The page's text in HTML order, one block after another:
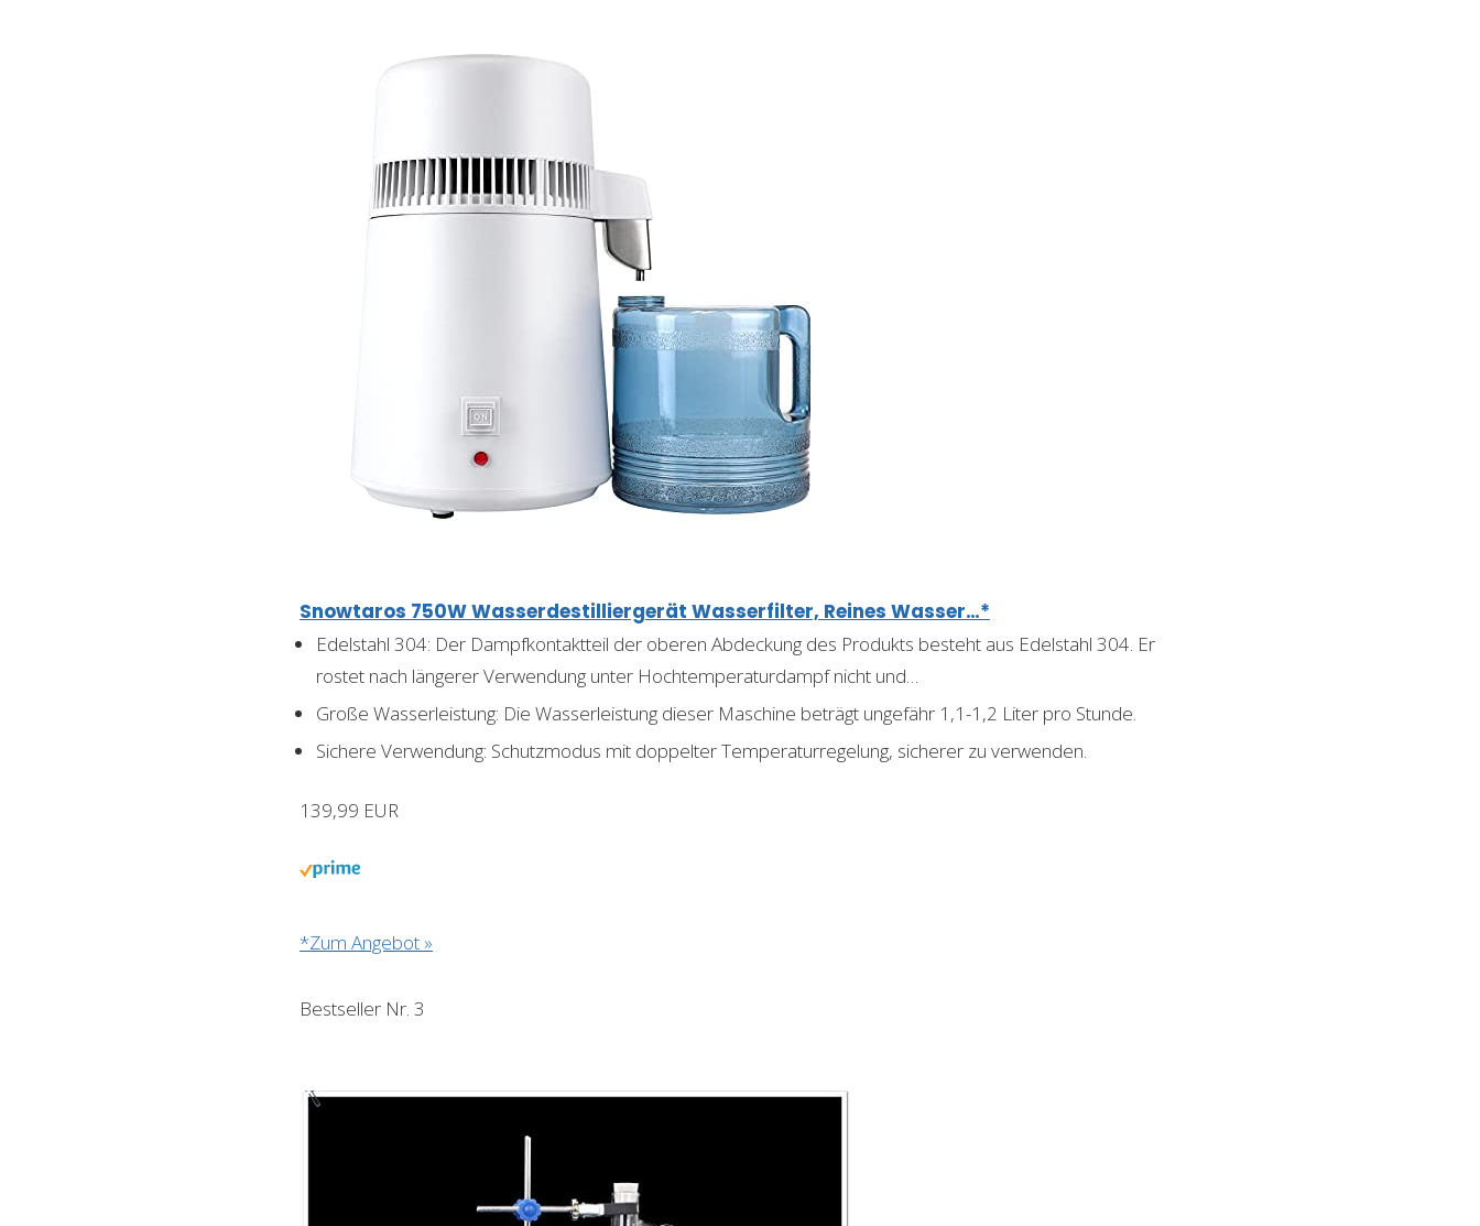
Snowtaros 750W Wasserdestilliergerät Wasserfilter, Reines Wasser…*
Edelstahl 304: Der Dampfkontaktteil der oberen Abdeckung des Produkts besteht aus Edelstahl 304. Er
rostet nach längerer Verwendung unter Hochtemperaturdampf nicht und…
Große Wasserleistung: Die Wasserleistung dieser Maschine beträgt ungefähr 1,1-1,2 Liter pro Stunde.
Sichere Verwendung: Schutzmodus mit doppelter Temperaturregelung, sicherer zu verwenden.
139,99 EUR
*Zum Angebot »
Bestseller Nr. 3